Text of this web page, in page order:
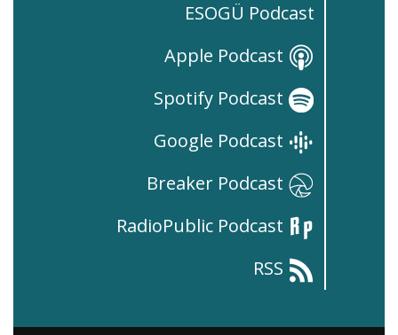
ESOGÜ Podcast
Apple Podcast
Spotify Podcast
Google Podcast
Breaker Podcast
RadioPublic Podcast
RSS